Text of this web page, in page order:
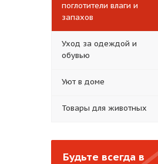
поглотители влаги и
запахов
Уход за одеждой и
обувью
Уют в доме
Товары для животных
Будьте всегда в